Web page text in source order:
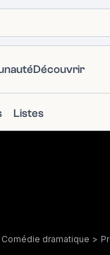
Découvrir
Listes
Comédie dramatique >